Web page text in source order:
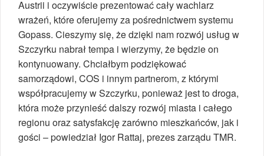
Austrii i oczywiście prezentować cały wachlarz
wrażeń, które oferujemy za pośrednictwem systemu
Gopass. Cieszymy się, że dzięki nam rozwój usług w
Szczyrku nabrał tempa i wierzymy, że będzie on
kontynuowany. Chciałbym podziękować
samorządowi, COS i innym partnerom, z którymi
współpracujemy w Szczyrku, ponieważ jest to droga,
która może przynieść dalszy rozwój miasta i całego
regionu oraz satysfakcję zarówno mieszkańców, jak i
gości – powiedział Igor Rattaj, prezes zarządu TMR.